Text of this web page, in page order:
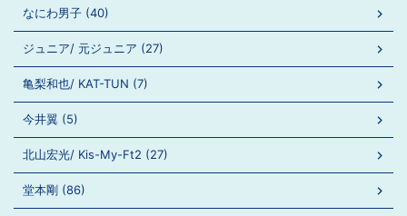
なにわ男子 (40)
ジュニア/ 元ジュニア (27)
亀梨和也/ KAT-TUN (7)
今井翼 (5)
北山宏光/ Kis-My-Ft2 (27)
堂本剛 (86)